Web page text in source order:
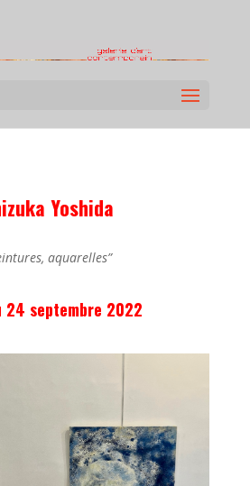
Yoshida
aquarelles”
24 septembre 2022